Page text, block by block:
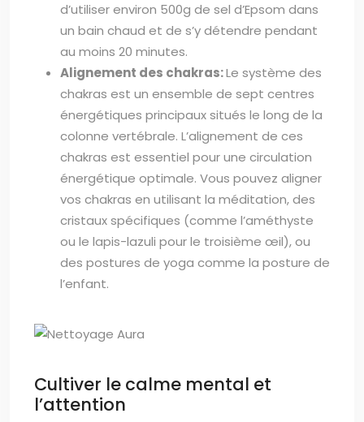
d’utiliser environ 500g de sel d’Epsom dans
un bain chaud et de s’y détendre pendant
au moins 20 minutes.
Alignement des chakras:Le système des
chakras est un ensemble de sept centres
énergétiques principaux situés le long de la
colonne vertébrale. L’alignement de ces
chakras est essentiel pour une circulation
énergétique optimale. Vous pouvez aligner
vos chakras en utilisant la méditation, des
cristaux spécifiques (comme l’améthyste
ou le lapis-lazuli pour le troisième œil), ou
des postures de yoga comme la posture de
l’enfant.
Cultiver le calme mental et
l’attention